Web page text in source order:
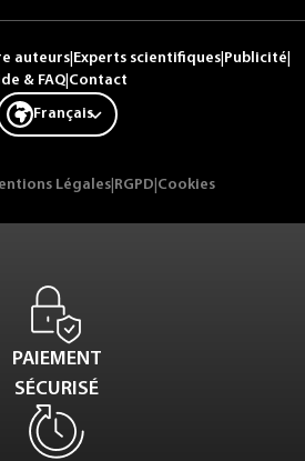
auteurs Experts scientifiques Publicité
& FAQ| Contact
Français
Légales RGPD Cookies
PAIEMENT
SÉCURISÉ